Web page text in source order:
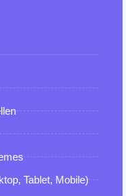
Tablet, Mobile)